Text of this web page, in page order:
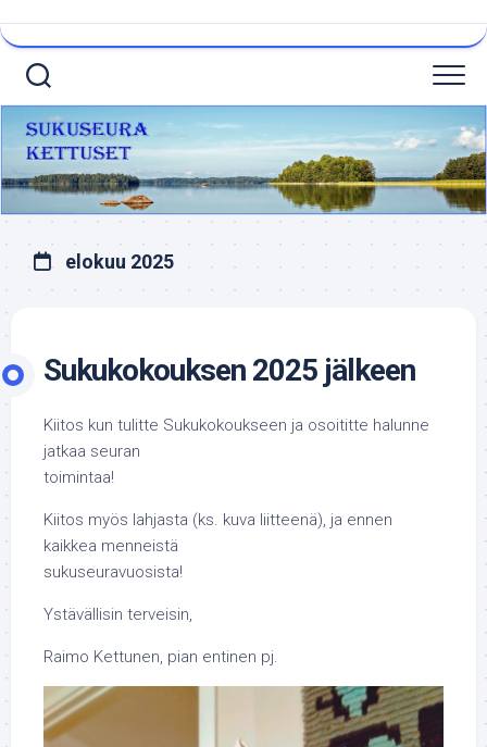
to
content
elokuu 2025
Sukukokouksen 2025 jälkeen
Kiitos kun tulitte Sukukokoukseen ja osoititte halunne
jatkaa seuran
toimintaa!
Kiitos myös lahjasta (ks. kuva liitteenä), ja ennen
kaikkea menneistä
sukuseuravuosista!
Ystävällisin terveisin,
Raimo Kettunen, pian entinen pj.